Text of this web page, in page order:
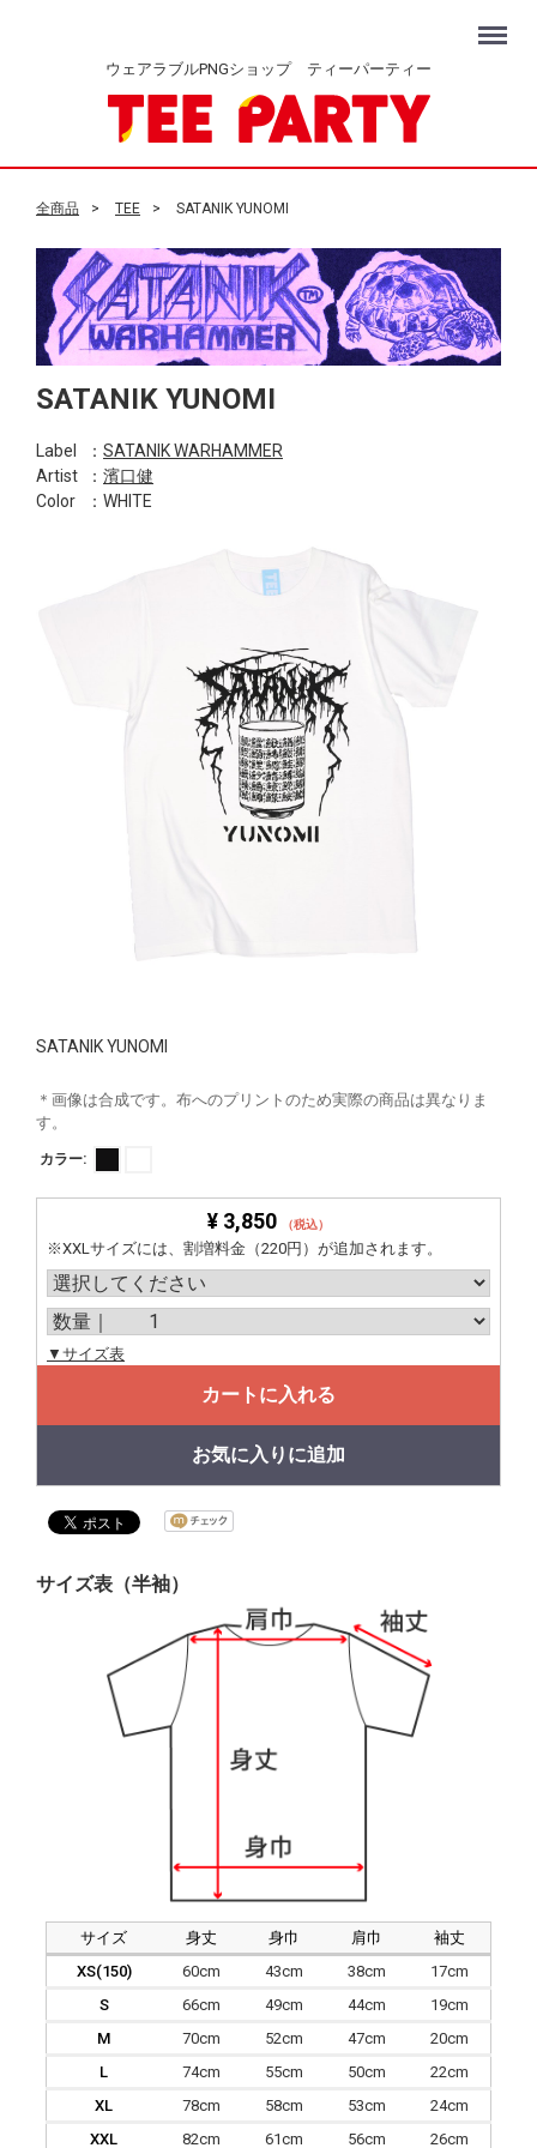
ウェアラブルPNGショップ ティーパーティー
Menu
全商品 TEE SATANIK YUNOMI
SATANIK YUNOMI
Label ： SATANIK WARHAMMER
Artist
： 濱口健
Color
：WHITE
SATANIK YUNOMI
＊画像は合成です。布へのプリントのため実際の商品は異なりま
す。
カラー:
¥ 3,850 （税込）
※XXLサイズには、割増料金（220円）が追加されます。
▼サイズ表
カートに入れる
お気に入りに追加
サイズ表（半袖）
サイズ 身丈 身巾 肩巾
袖丈
XS(150)
60cm 43cm 38cm
17cm
S
66cm 49cm 44cm
19cm
M
70cm 52cm 47cm
20cm
L
74cm 55cm 50cm
22cm
XL
78cm 58cm 53cm
24cm
XXL
82cm 61cm 56cm 26cm